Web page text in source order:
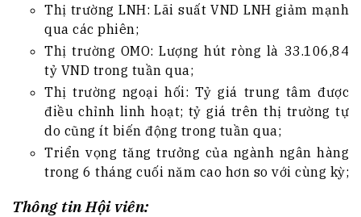
Thị trường LNH: Lãi suất VND LNH giảm mạnh
qua các phiên;
Thị trường OMO: Lượng hút ròng là 33.106,84
tỷ VND trong tuần qua;
Thị trường ngoại hối: Tỷ giá trung tâm được
điều chỉnh linh hoạt; tỷ giá trên thị trường tự
do cũng ít biến động trong tuần qua;
Triển vọng tăng trưởng của ngành ngân hàng
trong 6 tháng cuối năm cao hơn so với cùng kỳ;
Thông tin Hội viên: